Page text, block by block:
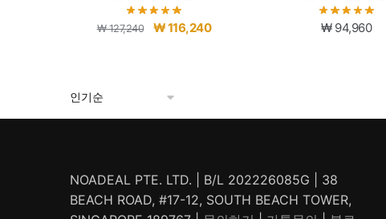
₩127,240
원
₩ 127,240.
₩116,240현
₩94,960
NOADEAL PTE. LTD. | B/L 202226085G | 38
BEACH ROAD, #17-12, SOUTH BEACH TOWER,